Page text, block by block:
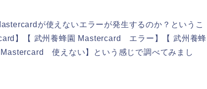
が使えないエラーが発生するのか？というこ
】【 武州養蜂園 Mastercard エラー】【 武州養蜂
使えない】という感じで調べてみまし